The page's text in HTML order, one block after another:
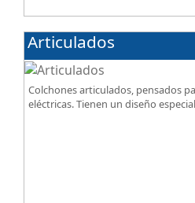
Articulados
Colchones articulados, pensados
eléctricas. Tienen un diseño